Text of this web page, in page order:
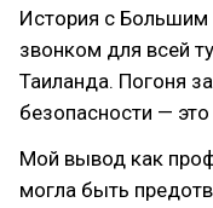
История с
звонком для всей
Таиланда. Погоня
безопасности — это
Мой вывод как
могла быть